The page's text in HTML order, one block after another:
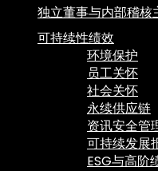
独立董事与内部稽
可持续性绩效
环境保护
员工关怀
社会关怀
永续供应链
资讯安全管
可持续发展
ESG与高阶